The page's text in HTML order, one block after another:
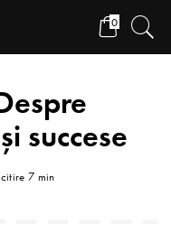
0
succese
7 min